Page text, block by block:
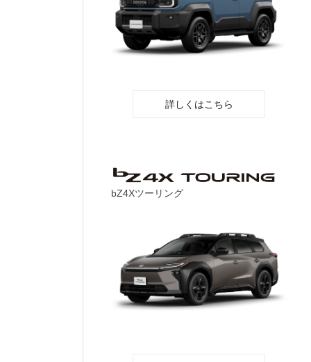
詳しくはこちら
bZ4Xツーリング